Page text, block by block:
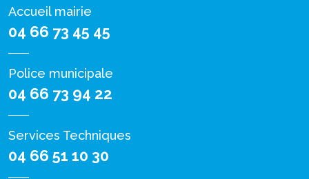
Accueil mairie
04 66 73 45 45
Police municipale
04 66 73 94 22
Services Techniques
04 66 51 10 30